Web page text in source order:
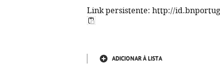
Link persistente: http://
ADICIONAR À LISTA